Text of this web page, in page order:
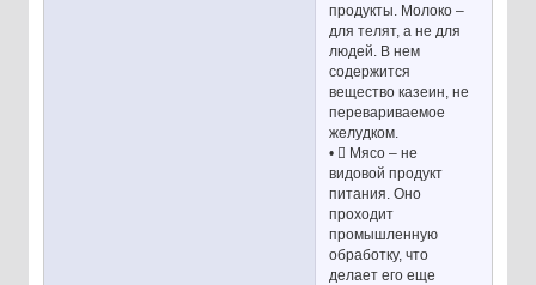
продукты. Молоко –
для телят, а не для
людей. В нем
содержится
вещество казеин, не
перевариваемое
желудком.
•  Мясо – не
видовой продукт
питания. Оно
проходит
промышленную
обработку, что
делает его еще